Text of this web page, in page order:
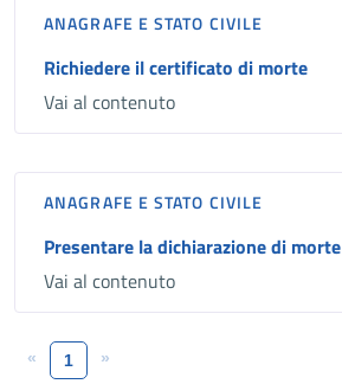
ANAGRAFE E STATO CIVILE
Richiedere il certificato di morte
Vai al contenuto
ANAGRAFE E STATO CIVILE
Presentare la dichiarazione di morte
Vai al contenuto
« 1 »